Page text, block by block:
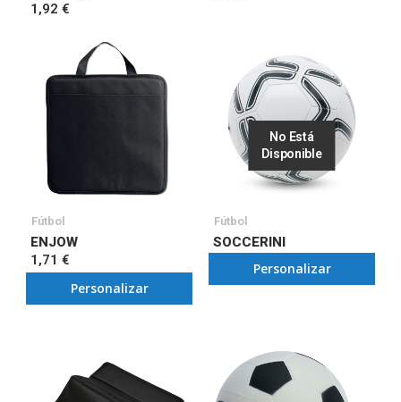
1,92 €
Fútbol
ENJOW
1,71 €
Personalizar
No Está
Disponible
Fútbol
SOCCERINI
Personalizar